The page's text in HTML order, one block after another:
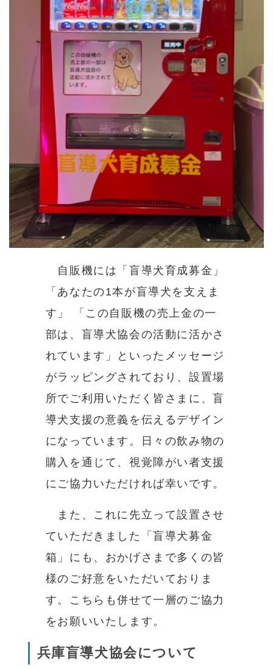
自販機には「盲導犬育成募金」
「あなたの1本が盲導犬を支えま
す」 「この自販機の売上金の一
部は、盲導犬協会の活動に活かさ
れています」といったメッセージ
がラッピングされており、設置場
所でご利用いただく皆さまに、盲
導犬支援の意義を伝えるデザイン
になっています。日々の飲み物の
購入を通じて、視覚障がい者支援
にご協力いただければ幸いです。
また、これに先立って設置させ
ていただきました「盲導犬募金
箱」にも、おかげさまで多くの皆
様のご好意をいただいておりま
す。こちらも併せて一層のご協力
をお願いいたします。
兵庫盲導犬協会について